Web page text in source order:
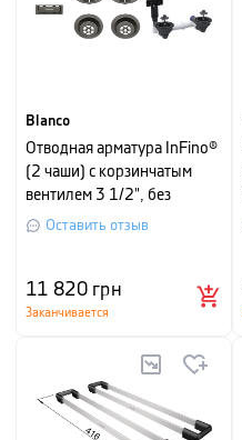
Blanco
Отводная арматура InFino®
(2 чаши) с корзинчатым
вентилем 3 1/2", без
клапана-автомата, satin
Оставить отзыв
11 820грн
Заканчивается